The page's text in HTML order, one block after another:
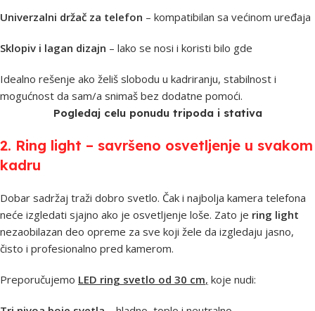
Univerzalni držač za telefon – kompatibilan sa većinom uređaja
Sklopiv i lagan dizajn – lako se nosi i koristi bilo gde
Idealno rešenje ako želiš slobodu u kadriranju, stabilnost i
mogućnost da sam/a snimaš bez dodatne pomoći.
Pogledaj celu ponudu tripoda i stativa
2. Ring light – savršeno osvetljenje u svakom
kadru
Dobar sadržaj traži dobro svetlo. Čak i najbolja kamera telefona
neće izgledati sjajno ako je osvetljenje loše. Zato je ring light
nezaobilazan deo opreme za sve koji žele da izgledaju jasno,
čisto i profesionalno pred kamerom.
Preporučujemo LED ring svetlo od 30 cm, koje nudi: